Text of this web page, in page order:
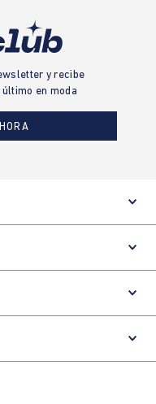
y recibe
en moda